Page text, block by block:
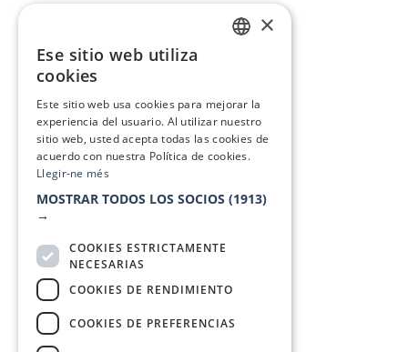
×
Ese sitio web utiliza
cookies
Este sitio web usa cookies para mejorar la
experiencia del usuario. Al utilizar nuestro
sitio web, usted acepta todas las cookies de
acuerdo con nuestra Política de cookies.
Llegir-ne més
MOSTRAR TODOS LOS SOCIOS (1913)
→
COOKIES ESTRICTAMENTE
NECESARIAS
COOKIES DE RENDIMIENTO
COOKIES DE PREFERENCIAS